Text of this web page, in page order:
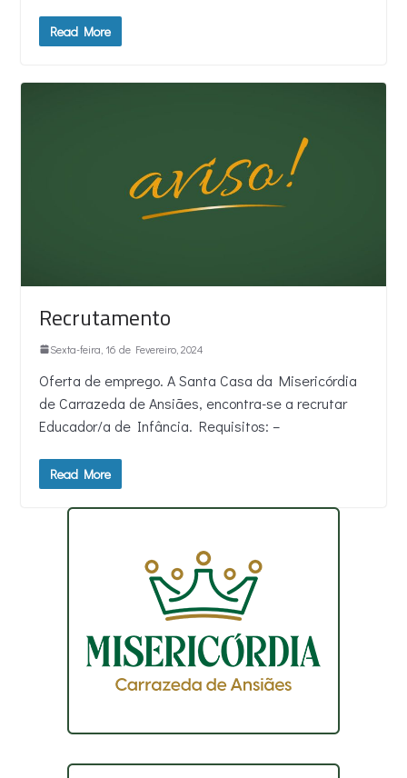
Read More
Recrutamento
Sexta-feira, 16 de Fevereiro, 2024
Oferta de emprego. A Santa Casa da Misericórdia
de Carrazeda de Ansiães, encontra-se a recrutar
Educador/a de Infância. Requisitos: –
Read More